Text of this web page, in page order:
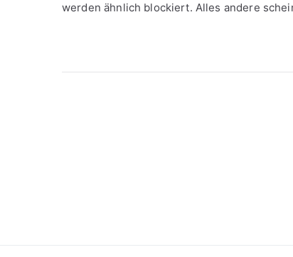
werden ähnlich blockiert. Alles andere